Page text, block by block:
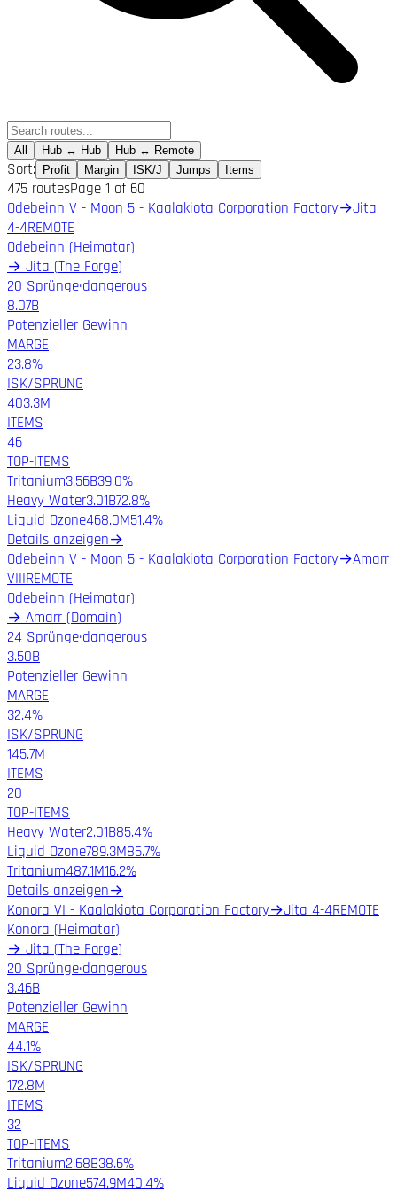
All Hub ↔ Hub Hub ↔ Remote
Sort: Profit Margin ISK/J Jumps Items
475 routesPage 1 of 60
Odebeinn V - Moon 5 - Kaalakiota Corporation Factory→Jita
4-4REMOTE
Odebeinn (Heimatar)
→ Jita (The Forge)
20 Sprünge·dangerous
8.07B
Potenzieller Gewinn
MARGE
23.8%
ISK/SPRUNG
403.3M
ITEMS
46
TOP-ITEMS
Tritanium3.56B39.0%
Heavy Water3.01B72.8%
Liquid Ozone468.0M51.4%
Details anzeigen→
Odebeinn V - Moon 5 - Kaalakiota Corporation Factory→Amarr
VIIIREMOTE
Odebeinn (Heimatar)
→ Amarr (Domain)
24 Sprünge·dangerous
3.50B
Potenzieller Gewinn
MARGE
32.4%
ISK/SPRUNG
145.7M
ITEMS
20
TOP-ITEMS
Heavy Water2.01B85.4%
Liquid Ozone789.3M86.7%
Tritanium487.1M16.2%
Details anzeigen→
Konora VI - Kaalakiota Corporation Factory→Jita 4-4REMOTE
Konora (Heimatar)
→ Jita (The Forge)
20 Sprünge·dangerous
3.46B
Potenzieller Gewinn
MARGE
44.1%
ISK/SPRUNG
172.8M
ITEMS
32
TOP-ITEMS
Tritanium2.68B38.6%
Liquid Ozone574.9M40.4%